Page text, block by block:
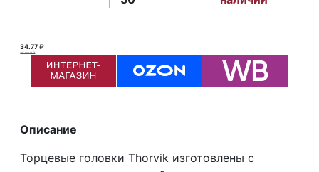
34.77 ₽
35.00 ₽ ₽
Описание
Торцевые головки Thorvik изготовлены с